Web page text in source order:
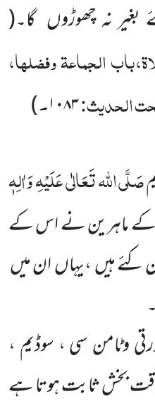
بغیر نہ چھوڑوں گا۔(
الجماعۃ وفضلہا،
الحدیث:۱۰۸۳۔)
صَلَّی اللہ تَعَالٰی عَلَیْہِ وَاٰلِہٖ
ماہریننے اس کے
کئے ہیں،یہاںان میں
وٹامن سی ، سوڈیم ،
بخش ثابت ہوتا ہے